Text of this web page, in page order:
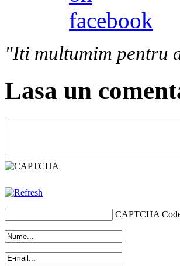
"Iti multumim pentru
Lasa un
CAPTCHA